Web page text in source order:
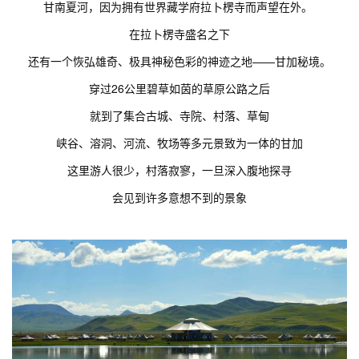
甘南夏河，因为拥有世界藏学府拉卜楞寺而声望在外。
在拉卜楞寺盛名之下
还有一个恢弘雄奇、极具神秘色彩的神迹之地——甘加秘境。
穿过26公里碧草如茵的草原公路之后
就到了集合古城、寺院、村落、草甸
峡谷、溶洞、河流、牧场等多元景致为一体的甘加
这里游人很少，村落寂寥，一旦深入腹地探寻
会见到许多意想不到的景象